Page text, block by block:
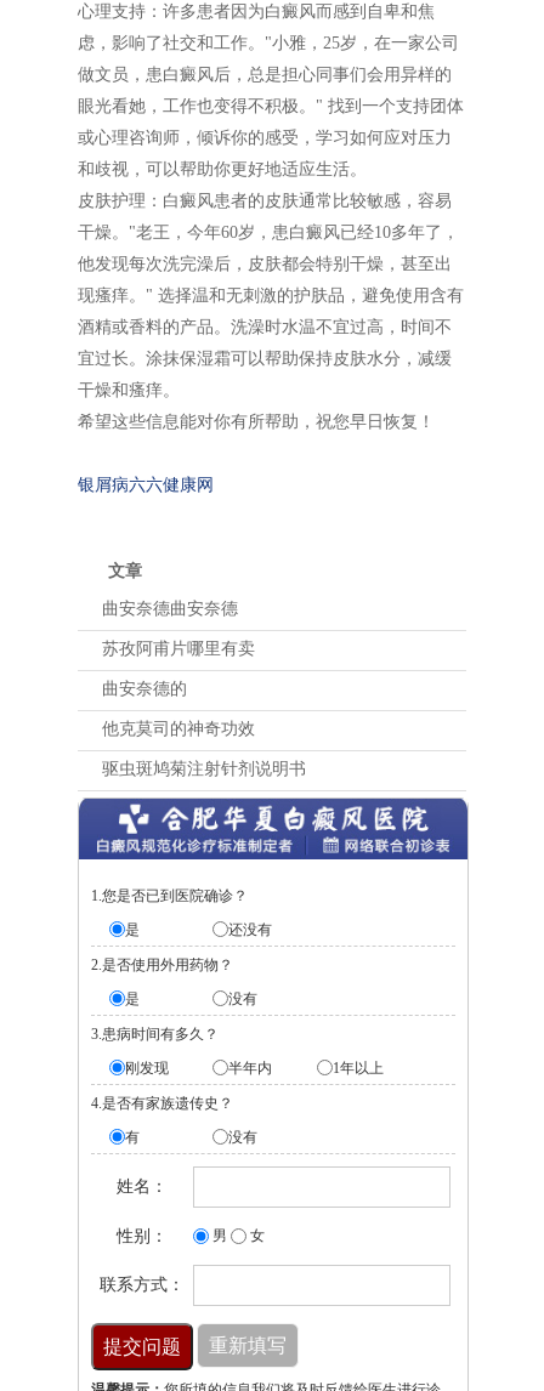
心理支持：许多患者因为白癜风而感到自卑和焦
虑，影响了社交和工作。"小雅，25岁，在一家公司
做文员，患白癜风后，总是担心同事们会用异样的
眼光看她，工作也变得不积极。" 找到一个支持团体
或心理咨询师，倾诉你的感受，学习如何应对压力
和歧视，可以帮助你更好地适应生活。
皮肤护理：白癜风患者的皮肤通常比较敏感，容易
干燥。"老王，今年60岁，患白癜风已经10多年了，
他发现每次洗完澡后，皮肤都会特别干燥，甚至出
现瘙痒。" 选择温和无刺激的护肤品，避免使用含有
酒精或香料的产品。洗澡时水温不宜过高，时间不
宜过长。涂抹保湿霜可以帮助保持皮肤水分，减缓
干燥和瘙痒。
希望这些信息能对你有所帮助，祝您早日恢复！
银屑病六六健康网
文章
曲安奈德曲安奈德
苏孜阿甫片哪里有卖
曲安奈德的
他克莫司的神奇功效
驱虫斑鸠菊注射针剂说明书
1.您是否已到医院确诊？
是
还没有
2.是否使用外用药物？
是
没有
3.患病时间有多久？
刚发现
半年内 1年以上
4.是否有家族遗传史？
有
没有
姓名：
性别： 男 女
联系方式：